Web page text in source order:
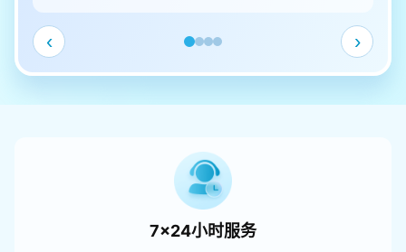
‹ ›
7×24小时服务